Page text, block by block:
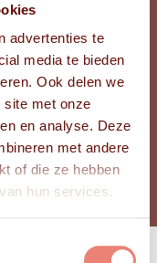
advertenties te
media te bieden
Ook delen we
site met onze
en analyse. Deze
met andere
of die ze hebben
hun services.
42